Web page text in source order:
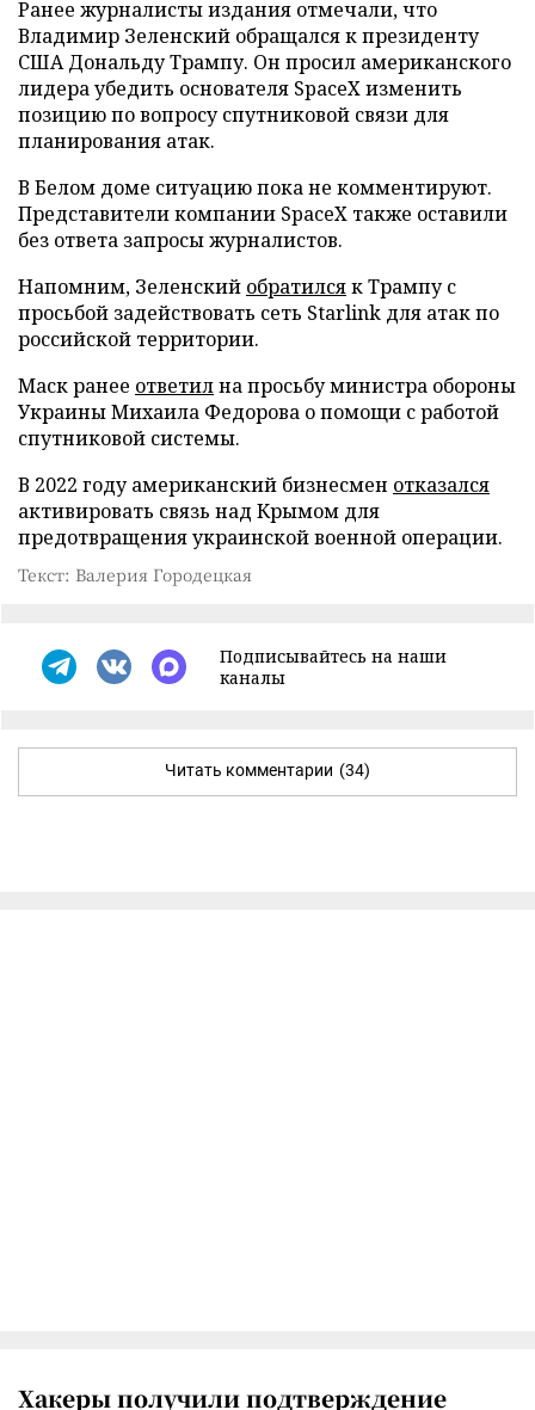
Ранее журналисты издания отмечали, что
Владимир Зеленский обращался к президенту
США Дональду Трампу. Он просил американского
лидера убедить основателя SpaceX изменить
позицию по вопросу спутниковой связи для
планирования атак.
В Белом доме ситуацию пока не комментируют.
Представители компании SpaceX также оставили
без ответа запросы журналистов.
Напомним, Зеленский обратилсяк Трампу с
просьбой задействовать сеть Starlink для атак по
российской территории.
Маск ранее ответилна просьбу министра обороны
Украины Михаила Федорова о помощи с работой
спутниковой системы.
В 2022 году американский бизнесмен отказался
активировать связь над Крымом для
предотвращения украинской военной операции.
Текст: Валерия Городецкая
Подписывайтесь на наши
каналы
Читать комментарии (34)
Хакеры получили подтверждение